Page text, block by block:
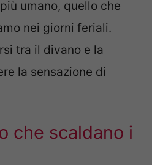
umano, quello che
nei giorni feriali.
tra il divano e la
la sensazione di
che scaldano i